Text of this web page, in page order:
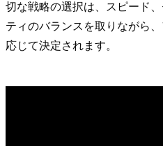
切な戦略の選択は、スピード
ティのバランスを取りながら
応じて決定されます。